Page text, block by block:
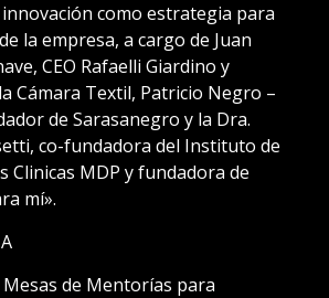
como estrategia para
la empresa, a cargo de Juan
CEO Rafaelli Giardino y
Cámara Textil, Patricio Negro –
de Sarasanegro y la Dra.
co-fundadora del Instituto de
Clinicas MDP y fundadora de
mí».
Mesas de Mentorías para